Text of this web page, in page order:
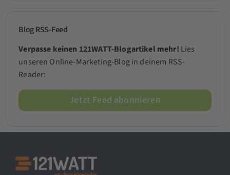
Blog RSS-Feed
Verpasse keinen 121WATT-Blogartikel mehr! Lies
unseren Online-Marketing-Blog in deinem RSS-
Reader:
Jetzt Feed abonnieren